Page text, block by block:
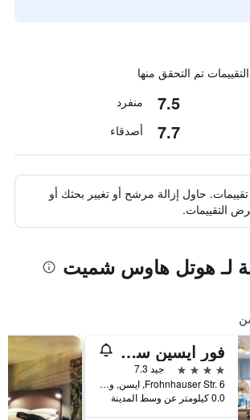
7.5 منفرد
7.7 أصدقاء
حاول إزالة مرشح أو تغيير بحثك أو
التقييمات.
لـ هوتل هاوس شميت
فور ايسين سيتي سنتر
4 نجوم
جيد 7.3
Frohnhauser Str. 6, ايسن, ولاية شمال الراين وستفاليا, ألمانيا
0.0 كيلومتر عن وسط المدينة